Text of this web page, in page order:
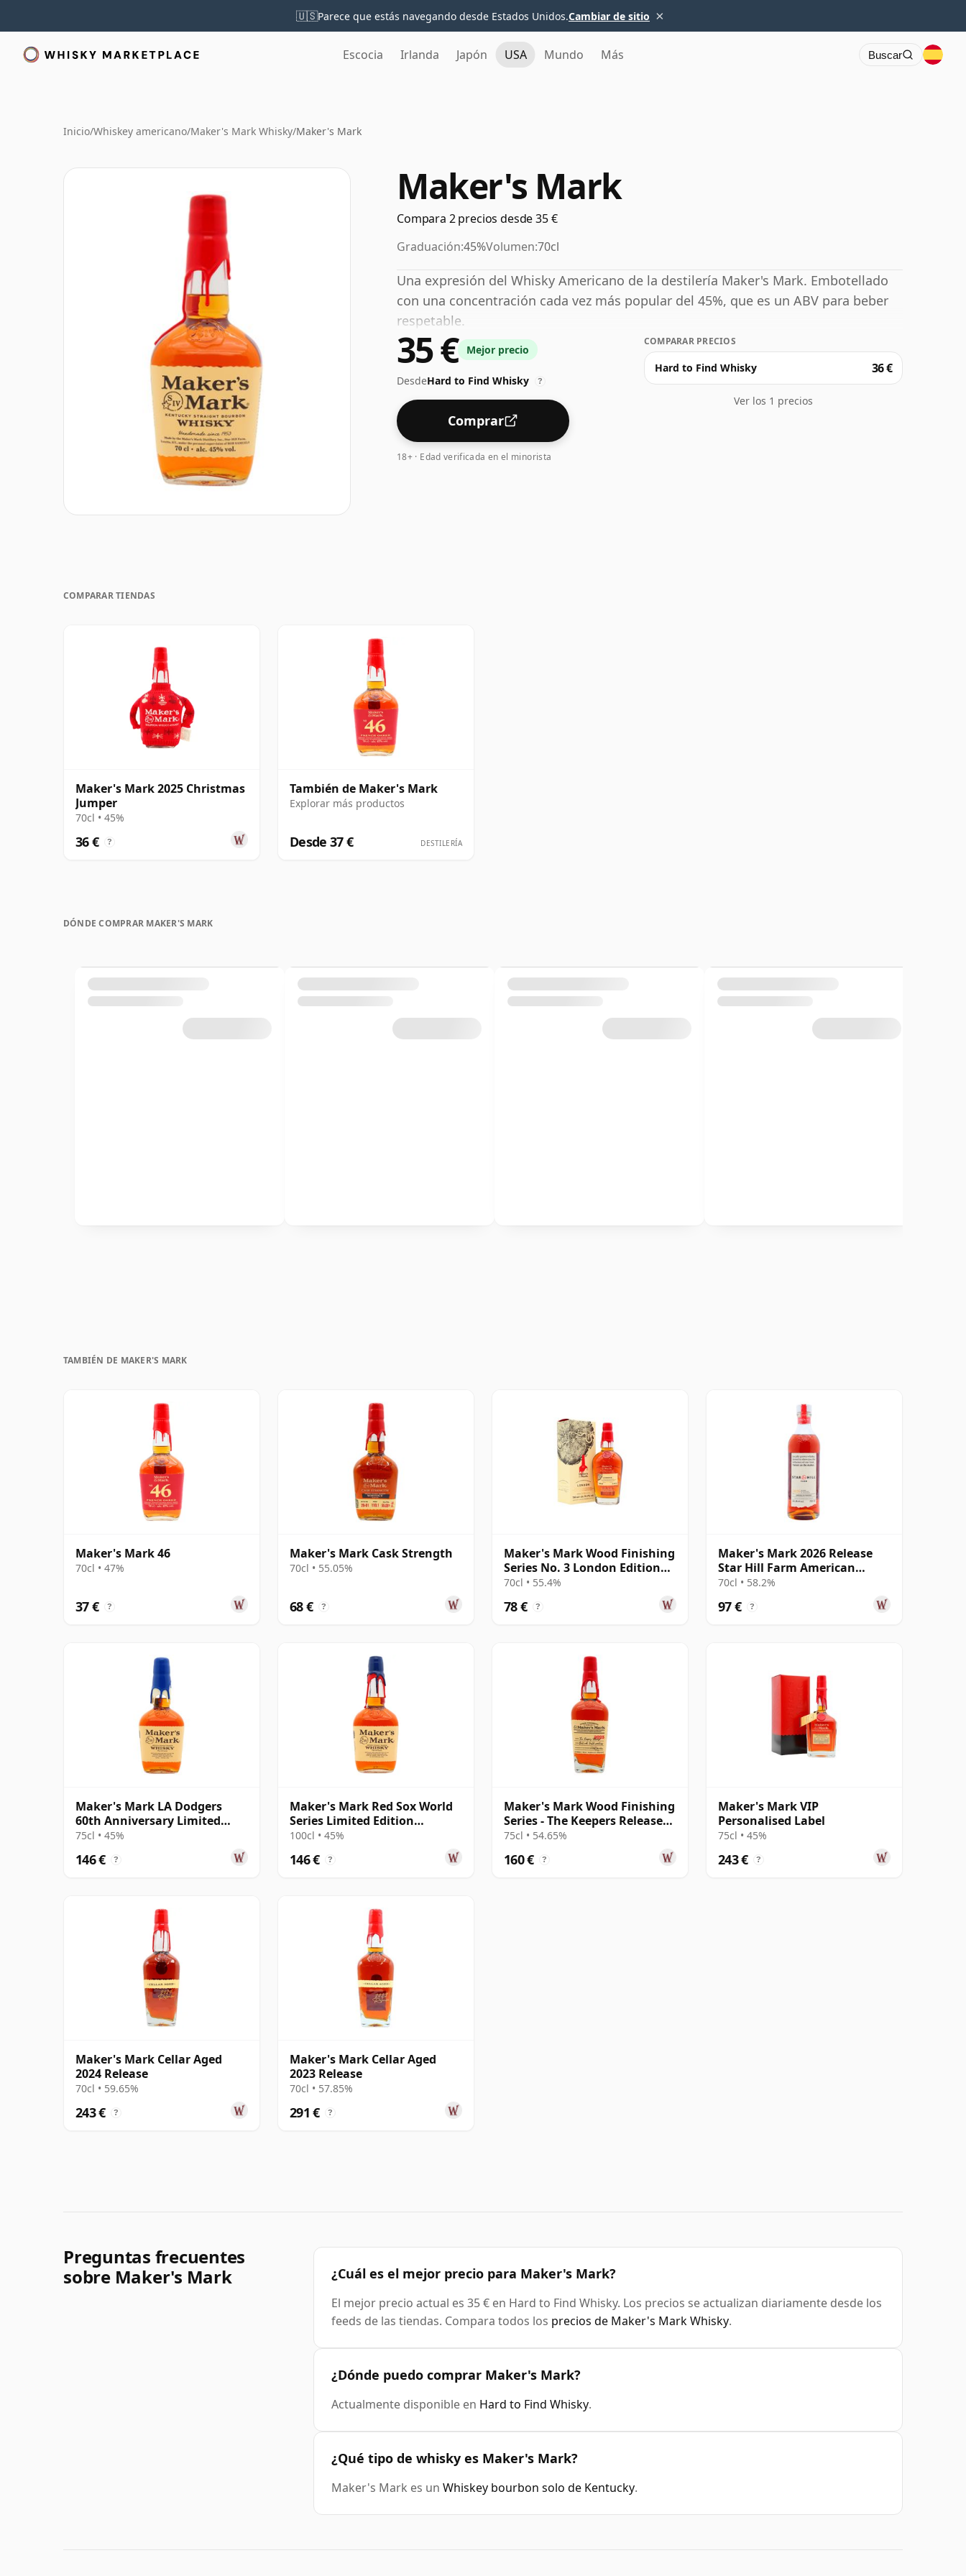
🇺🇸Parece que estás navegando desde Estados Unidos.Cambiar de sitio ×
Escocia Irlanda Japón USA Mundo Más Buscar
Inicio/Whiskey americano/Maker's Mark Whisky/Maker's Mark
Maker's Mark
Compara 2 precios desde 35 €
Graduación:45%Volumen:70cl
Una expresión del Whisky Americano de la destilería Maker's Mark. Embotellado
con una concentración cada vez más popular del 45%, que es un ABV para beber
respetable.
35 € Mejor precio
DesdeHard to Find Whisky ?
Comprar
18+ · Edad verificada en el minorista
COMPARAR PRECIOS
Hard to Find Whisky 36 €
Ver los 1 precios
COMPARAR TIENDAS
Maker's Mark 2025 Christmas
Jumper
70cl • 45%
36 € ?
También de Maker's Mark
Explorar más productos
Desde 37 € DESTILERÍA
DÓNDE COMPRAR MAKER'S MARK
TAMBIÉN DE MAKER'S MARK
Maker's Mark 46
70cl • 47%
37 € ?
Maker's Mark Cask Strength
70cl • 55.05%
68 € ?
Maker's Mark Wood Finishing
Series No. 3 London Edition
Kentuck
70cl • 55.4%
78 € ?
Maker's Mark 2026 Release
Star Hill Farm American
Wheat
70cl • 58.2%
97 € ?
Maker's Mark LA Dodgers
60th Anniversary Limited
Edition Kentuc
75cl • 45%
146 € ?
Maker's Mark Red Sox World
Series Limited Edition
Kentucky Stra
100cl • 45%
146 € ?
Maker's Mark Wood Finishing
Series - The Keepers Release
2025 K
75cl • 54.65%
160 € ?
Maker's Mark VIP
Personalised Label
75cl • 45%
243 € ?
Maker's Mark Cellar Aged
2024 Release
70cl • 59.65%
243 € ?
Maker's Mark Cellar Aged
2023 Release
70cl • 57.85%
291 € ?
Preguntas frecuentes
sobre Maker's Mark
¿Cuál es el mejor precio para Maker's Mark?
El mejor precio actual es 35 € en Hard to Find Whisky. Los precios se actualizan diariamente desde los
feeds de las tiendas. Compara todos los precios de Maker's Mark Whisky.
¿Dónde puedo comprar Maker's Mark?
Actualmente disponible en Hard to Find Whisky.
¿Qué tipo de whisky es Maker's Mark?
Maker's Mark es un Whiskey bourbon solo de Kentucky.